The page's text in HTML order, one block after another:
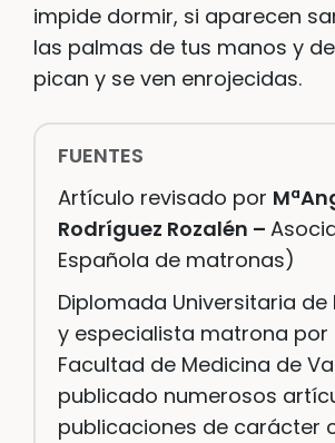
impide dormir, si aparecen
las palmas de tus manos y
pican y se ven enrojecidas.
FUENTES
Artículo revisado por
Rodríguez Rozalén –
Española de matronas)
Diplomada Universitaria de
y especialista matrona por
Facultad de Medicina de
publicado numerosos
publicaciones de carácter